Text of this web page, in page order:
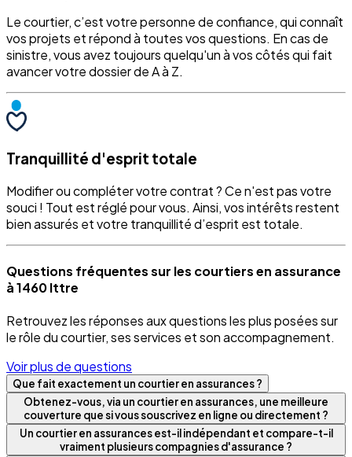
Le courtier, c’est votre personne de confiance, qui connaît
vos projets et répond à toutes vos questions. En cas de
sinistre, vous avez toujours quelqu'un à vos côtés qui fait
avancer votre dossier de A à Z.
Tranquillité d'esprit totale
Modifier ou compléter votre contrat ? Ce n'est pas votre
souci ! Tout est réglé pour vous. Ainsi, vos intérêts restent
bien assurés et votre tranquillité d’esprit est totale.
Questions fréquentes sur les courtiers en assurance
à 1460 Ittre
Retrouvez les réponses aux questions les plus posées sur
le rôle du courtier, ses services et son accompagnement.
Voir plus de questions
Que fait exactement un courtier en assurances ?
Obtenez-vous, via un courtier en assurances, une meilleure
couverture que si vous souscrivez en ligne ou directement ?
Un courtier en assurances est-il indépendant et compare-t-il
vraiment plusieurs compagnies d'assurance ?